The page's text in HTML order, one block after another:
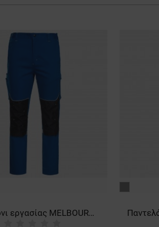
Παντελόνι εργασίας MELBOURNE STRETCH SPECIAL ROYAL BLUE/BLACK